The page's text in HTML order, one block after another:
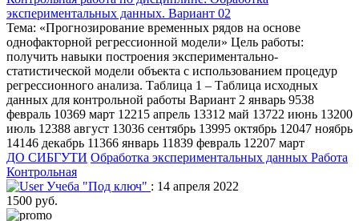
экспериментальных данных. Вариант 02
Тема: «Прогнозирование временных рядов на основе
однофакторной регрессионной модели» Цель работы:
получить навыки построения экспериментально-
статистической модели объекта с использованием процедур
регрессионного анализа. Таблица 1 – Таблица исходных
данных для контрольной работы Вариант 2 январь 9538
февраль 10369 март 12215 апрель 13312 май 13722 июнь 13200
июль 12388 август 13036 сентябрь 13995 октябрь 12047 ноябрь
14146 декабрь 11366 январь 11839 февраль 12207 март
ДО СИБГУТИ Обработка экспериментальных данных Работа
Контрольная
Учеба "Под ключ" : 14 апреля 2022
1500 руб.